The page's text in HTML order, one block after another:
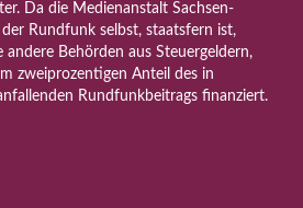
Da die Medienanstalt Sachsen-
Rundfunk selbst, staatsfern ist,
Behörden aus Steuergeldern,
zweiprozentigen Anteil des in
Rundfunkbeitrags finanziert.